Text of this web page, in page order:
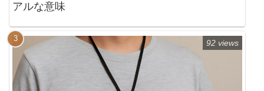
アルな意味
92 views